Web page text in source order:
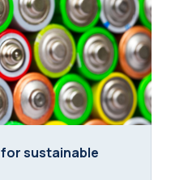
sustainable energy
sustainable